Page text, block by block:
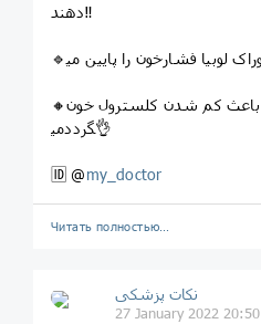
دهند‼️
🔸و همچنین خوراک لوبیا باعث کم شدن کلسترول خون
می‎گردد👌
🆔 @my_doctor
Читать полностью…
نکات پزشکی
27 January 2022 20:50